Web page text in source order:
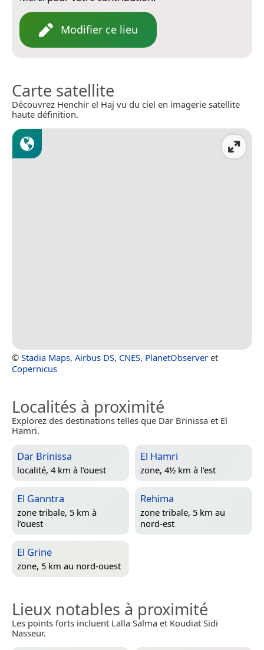
Modifier ce lieu
Carte satellite
Découvrez Henchir el Haj vu du ciel en imagerie satellite
haute définition.
© Stadia Maps, Airbus DS, CNES, PlanetObserver et
Copernicus
Localités à proximité
Explorez des destinations telles que Dar Brinissa et El
Hamri.
Dar Brinissa
localité, 4 km à l’ouest
El Hamri
zone, 4½ km à l’est
El Ganntra
zone tribale, 5 km à
l’ouest
Rehima
zone tribale, 5 km au
nord-est
El Grine
zone, 5 km au nord-ouest
Lieux notables à proximité
Les points forts incluent Lalla Salma et Koudiat Sidi
Nasseur.